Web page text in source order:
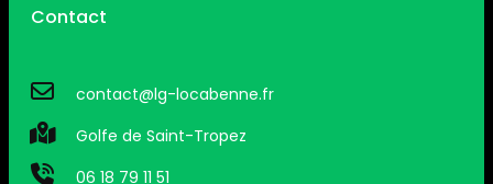
Contact
contact@lg-locabenne.fr
Golfe de Saint-Tropez
06 18 79 11 51